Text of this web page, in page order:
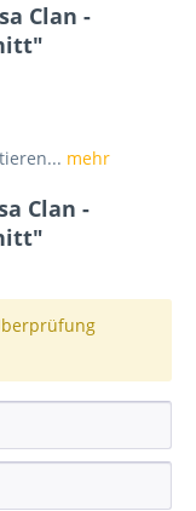
Clan -
mehr
Clan -